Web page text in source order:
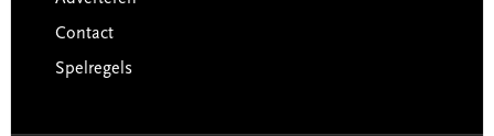
Contact
Spelregels